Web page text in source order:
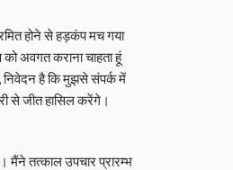
होने से हड़कंप मच गया
अवगत कराना चाहता हूं
निवेदन है कि मुझसे संपर्क में
से जीत हासिल करेंगे।
मैंने तत्काल उपचार प्रारम्भ